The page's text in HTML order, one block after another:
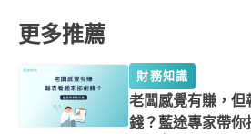
更多推薦
財務知識
老闆感覺有賺，但
錢？藍途專家帶你